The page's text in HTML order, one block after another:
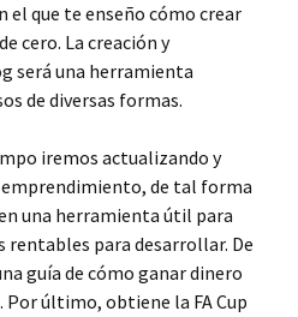
que te enseño cómo crear
cero. La creación y
será una herramienta
de diversas formas.
iremos actualizando y
emprendimiento, de tal forma
una herramienta útil para
rentables para desarrollar. De
guía de cómo ganar dinero
Por último, obtiene la FA Cup